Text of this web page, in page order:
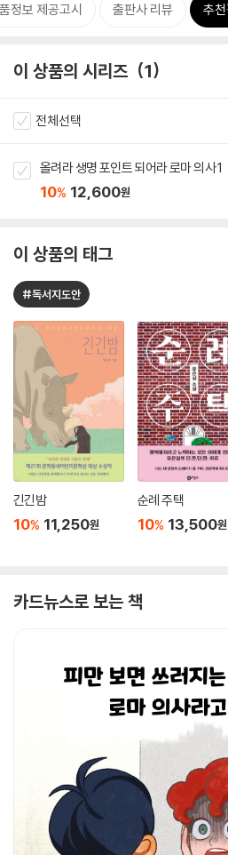
정보 제공고시 출판사 리뷰 추
이 상품의 시리즈 1
전체선택
올려라 생명 포인트 되어라 로마 의사 1
10% 12,600원
이 상품의 태그
#독서지도안
긴긴밤
10% 11,250원
순례 주택
10% 13,500원
카드뉴스로 보는 책